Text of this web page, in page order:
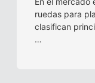
ruedas para
clasifican
…